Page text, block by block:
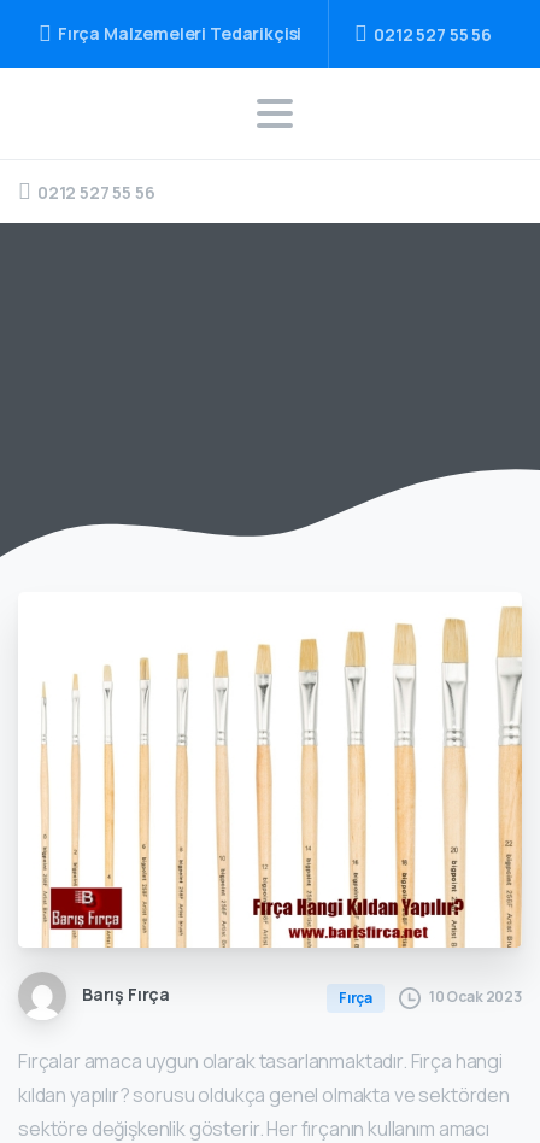
Fırça Malzemeleri Tedarikçisi 0212 527 55 56
0212 527 55 56
Barış Fırça Fırça 10 Ocak 2023
Fırçalar amaca uygun olarak tasarlanmaktadır. Fırça hangi
kıldan yapılır? sorusu oldukça genel olmakta ve sektörden
sektöre değişkenlik gösterir. Her fırçanın kullanım amacı